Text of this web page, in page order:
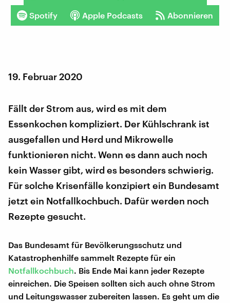
Spotify Apple Podcasts Abonnieren
19. Februar 2020
Fällt der Strom aus, wird es mit dem
Essenkochen kompliziert. Der Kühlschrank ist
ausgefallen und Herd und Mikrowelle
funktionieren nicht. Wenn es dann auch noch
kein Wasser gibt, wird es besonders schwierig.
Für solche Krisenfälle konzipiert ein Bundesamt
jetzt ein Notfallkochbuch. Dafür werden noch
Rezepte gesucht.
Das Bundesamt für Bevölkerungsschutz und
Katastrophenhilfe sammelt Rezepte für ein
Notfallkochbuch. Bis Ende Mai kann jeder Rezepte
einreichen. Die Speisen sollten sich auch ohne Strom
und Leitungswasser zubereiten lassen. Es geht um die